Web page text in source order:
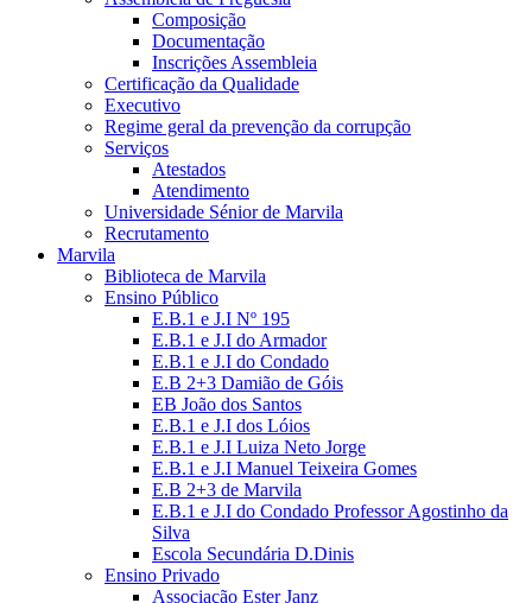
Composição
Documentação
Inscrições Assembleia
Certificação da Qualidade
Executivo
Regime geral da prevenção da corrupção
Serviços
Atestados
Atendimento
Universidade Sénior de Marvila
Recrutamento
Marvila
Biblioteca de Marvila
Ensino Público
E.B.1 e J.I Nº 195
E.B.1 e J.I do Armador
E.B.1 e J.I do Condado
E.B 2+3 Damião de Góis
EB João dos Santos
E.B.1 e J.I dos Lóios
E.B.1 e J.I Luiza Neto Jorge
E.B.1 e J.I Manuel Teixeira Gomes
E.B 2+3 de Marvila
E.B.1 e J.I do Condado Professor Agostinho da
Silva
Escola Secundária D.Dinis
Ensino Privado
Associação Ester Janz